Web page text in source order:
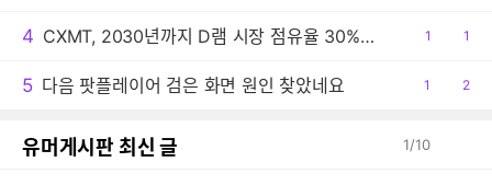
4 CXMT, 2030년까지 D램 시장 점유율 30% 목표
공1
댓1
5 다음 팟플레이어 검은 화면 원인 찾았네요
공1
댓
2
유머게시판 최신 글 1/10